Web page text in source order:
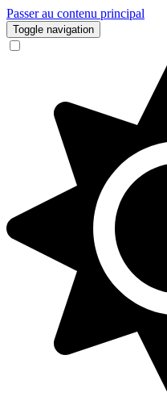
Passer au contenu principal
Toggle navigation